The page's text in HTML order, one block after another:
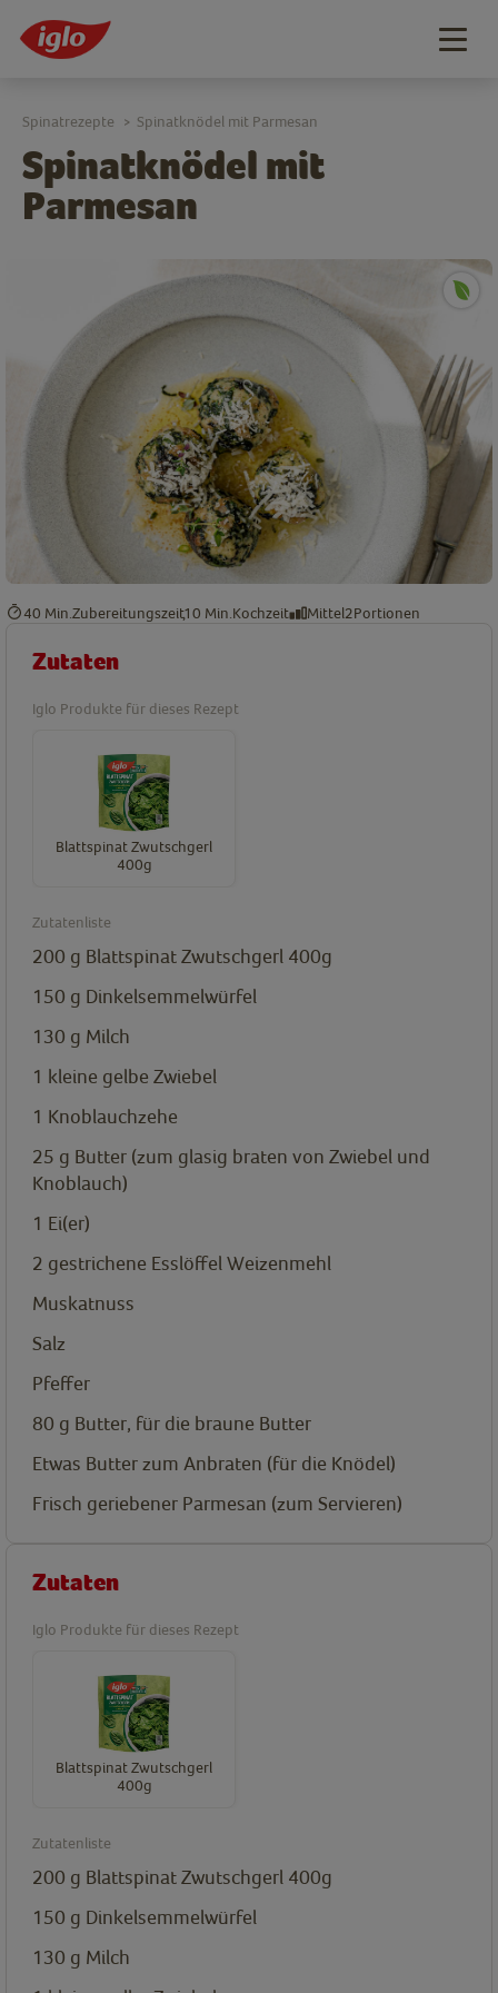
Spinatknödel mit
Parmesan
Spinatrezepte > Spinatknödel mit Parmesan
40 Min. Zubereitungszeit10 Min. Kochzeit Mittel2Portionen
Zutaten
Iglo Produkte für dieses Rezept
Blattspinat Zwutschgerl
400g
Zutatenliste
200 g Blattspinat Zwutschgerl 400g
150 g Dinkelsemmelwürfel
130 g Milch
1 kleine gelbe Zwiebel
1 Knoblauchzehe
25 g Butter (zum glasig braten von Zwiebel und
Knoblauch)
1 Ei(er)
2 gestrichene Esslöffel Weizenmehl
Muskatnuss
Salz
Pfeffer
80 g Butter, für die braune Butter
Etwas Butter zum Anbraten (für die Knödel)
Frisch geriebener Parmesan (zum Servieren)
Zutaten
Iglo Produkte für dieses Rezept
Blattspinat Zwutschgerl
400g
Zutatenliste
200 g Blattspinat Zwutschgerl 400g
150 g Dinkelsemmelwürfel
130 g Milch